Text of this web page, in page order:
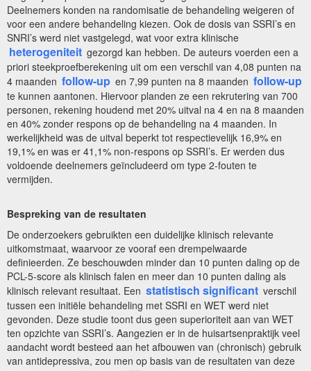
Deelnemers konden na randomisatie de behandeling weigeren of
voor een andere behandeling kiezen. Ook de dosis van SSRI’s en
SNRI’s werd niet vastgelegd, wat voor extra klinische
heterogeniteit gezorgd kan hebben. De auteurs voerden een a
priori steekproefberekening uit om een verschil van 4,08 punten na
4 maanden follow-up en 7,99 punten na 8 maanden follow-up
te kunnen aantonen. Hiervoor planden ze een rekrutering van 700
personen, rekening houdend met 20% uitval na 4 en na 8 maanden
en 40% zonder respons op de behandeling na 4 maanden. In
werkelijkheid was de uitval beperkt tot respectievelijk 16,9% en
19,1% en was er 41,1% non-respons op SSRI’s. Er werden dus
voldoende deelnemers geïncludeerd om type 2-fouten te
vermijden.
Bespreking van de resultaten
De onderzoekers gebruikten een duidelijke klinisch relevante
uitkomstmaat, waarvoor ze vooraf een drempelwaarde
definieerden. Ze beschouwden minder dan 10 punten daling op de
PCL-5-score als klinisch falen en meer dan 10 punten daling als
klinisch relevant resultaat. Een statistisch significant verschil
tussen een initiële behandeling met SSRI en WET werd niet
gevonden. Deze studie toont dus geen superioriteit aan van WET
ten opzichte van SSRI’s. Aangezien er in de huisartsenpraktijk veel
aandacht wordt besteed aan het afbouwen van (chronisch) gebruik
van antidepressiva, zou men op basis van de resultaten van deze